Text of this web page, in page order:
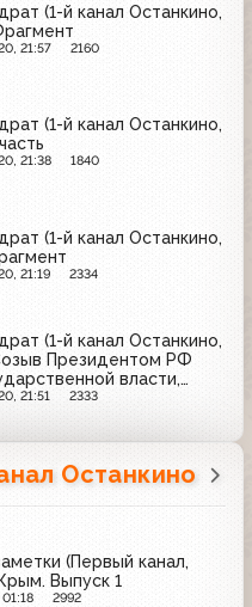
(1-й канал Останкино,
21:57 2160
(1-й канал Останкино,
21:38 1840
(1-й канал Останкино,
21:19 2334
(1-й канал Останкино,
Президентом РФ
власти,
и
21:51 2333
Останкино
(Первый канал,
Выпуск 1
2992